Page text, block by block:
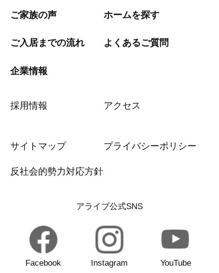
ご家族の声 ホームを探す
ご入居までの流れ よくあるご質問
企業情報
採用情報 アクセス
サイトマップ プライバシーポリシー
反社会的勢力対応方針
アライブ公式SNS
Facebook Instagram YouTube